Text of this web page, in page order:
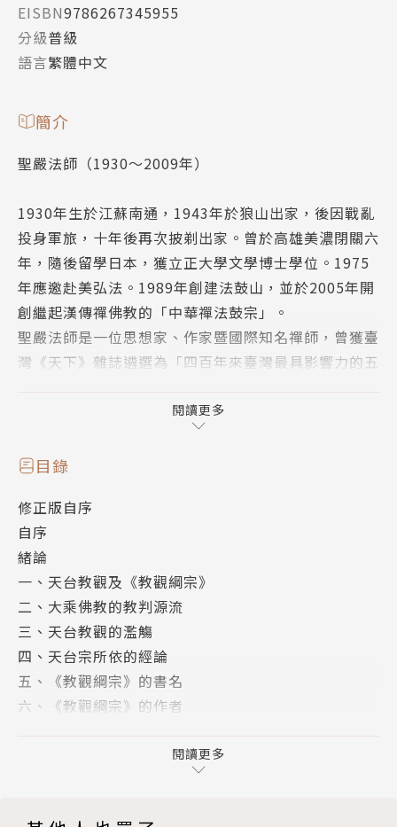
EISBN9786267345955
分級普級
語言繁體中文
簡介
聖嚴法師（1930～2009年）
1930年生於江蘇南通，1943年於狼山出家，後因戰亂
投身軍旅，十年後再次披剃出家。曾於高雄美濃閉關六
年，隨後留學日本，獲立正大學文學博士學位。1975
年應邀赴美弘法。1989年創建法鼓山，並於2005年開
創繼起漢傳禪佛教的「中華禪法鼓宗」。
聖嚴法師是一位思想家、作家暨國際知名禪師，曾獲臺
灣《天下》雜誌遴選為「四百年來臺灣最具影響力的五
種，先後獲頒中山文藝獎、中山學術獎、總統文化獎及
聖嚴法師提出「提昇人的品質，建設人間淨土」的理
教育，相繼創辦中華佛學研究所、法鼓文理學院、僧伽
大學等院校，也以豐富的禪修經驗、正信的佛法觀念和
方法指導東、西方人士修行。
法師著重以現代人的語言和觀點普傳佛法，陸續提出
「心靈環保」、「四種環保」、「心五四運動」、「心
六倫」等社會運動，並積極推展國際弘化工作，參與國
際性會談，促進宗教交流，提倡建立全球性倫理，致力
世界和平。其寬闊胸襟與國際化視野，深獲海內外肯
定。
閱讀更多
目錄
修正版自序
自序
緒論
一、天台教觀及《教觀綱宗》
二、大乘佛教的教判源流
三、天台教觀的濫觴
四、天台宗所依的經論
五、《教觀綱宗》的書名
六、《教觀綱宗》的作者
閱讀更多